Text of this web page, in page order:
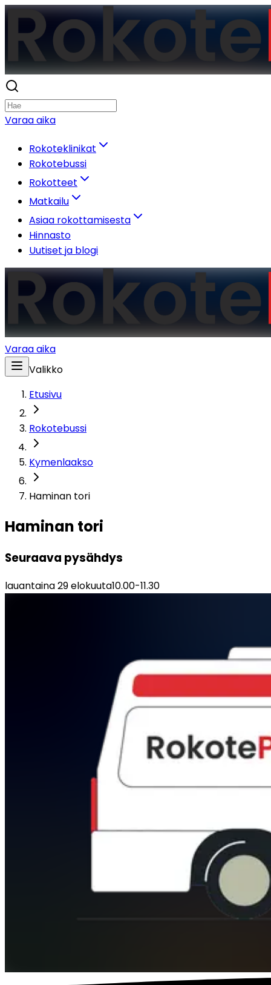
Varaa aika
Rokoteklinikat
Rokotebussi
Rokotteet
Matkailu
Asiaa rokottamisesta
Hinnasto
Uutiset ja blogi
Varaa aika
Valikko
Etusivu
Rokotebussi
Kymenlaakso
Haminan tori
Haminan tori
Seuraava pysähdys
lauantaina 29 elokuuta10.00-11.30